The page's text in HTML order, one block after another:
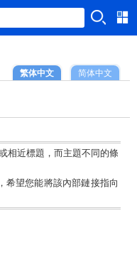
简体中文
繁体中文
近標題，而主題不同的條
希望您能將該內部鏈接指向